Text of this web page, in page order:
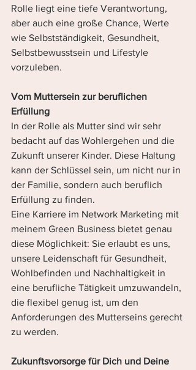
Rolle liegt eine tiefe Verantwortung,
aber auch eine große Chance, Werte
wie Selbstständigkeit, Gesundheit,
Selbstbewusstsein und Lifestyle
vorzuleben.
Vom Muttersein zur beruflichen
Erfüllung
In der Rolle als Mutter sind wir sehr
bedacht auf das Wohlergehen und die
Zukunft unserer Kinder. Diese Haltung
kann der Schlüssel sein, um nicht nur in
der Familie, sondern auch beruflich
Erfüllung zu finden.
Eine Karriere im Network Marketing mit
meinem Green Business bietet genau
diese Möglichkeit: Sie erlaubt es uns,
unsere Leidenschaft für Gesundheit,
Wohlbefinden und Nachhaltigkeit in
eine berufliche Tätigkeit umzuwandeln,
die flexibel genug ist, um den
Anforderungen des Mutterseins gerecht
zu werden.
Zukunftsvorsorge für Dich und Deine